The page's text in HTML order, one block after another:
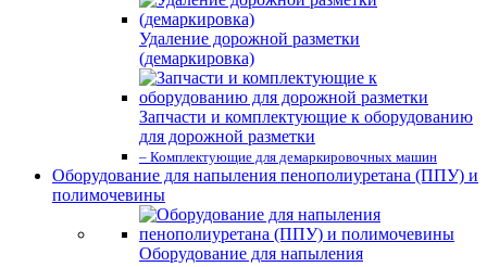
Удаление дорожной разметки
(демаркировка)
Запчасти и комплектующие к оборудованию
для дорожной разметки
– Комплектующие для демаркировочных машин
Оборудование для напыления пенополиуретана (ППУ) и
полимочевины
Оборудование для напыления